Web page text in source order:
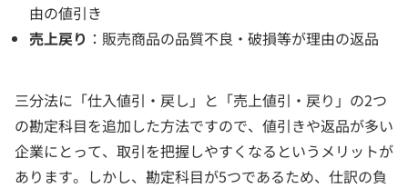
由の値引き
売上戻り ：販売商品の品質不良・破損等が理由の返品
三分法に「仕入値引・戻し」と「売上値引・戻り」の2つ
の勘定科目を追加した方法ですので、値引きや返品が多い
企業にとって、取引を把握しやすくなるというメリットが
あります。しかし、勘定科目が5つであるため、仕訳の負